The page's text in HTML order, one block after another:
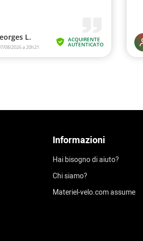
Informazioni
Hai bisogno di aiuto?
Chi siamo?
Materiel-velo.com assume